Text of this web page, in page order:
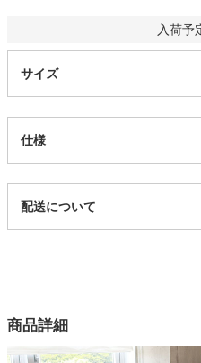
入荷予
サイズ
仕様
2ss05004927
2色
配送について
商品詳細